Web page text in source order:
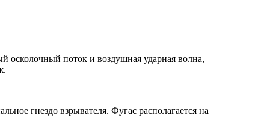
осколочный поток и воздушная ударная волна,
гнездо взрывателя. Фугас располагается на